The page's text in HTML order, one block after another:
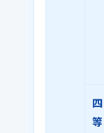
四
等